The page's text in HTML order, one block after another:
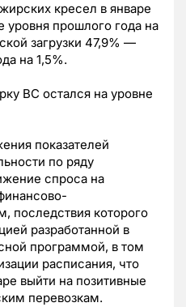
кресел в январе
уровня прошлого года на
загрузки 47,9% —
на 1,5%.
ВС остался на уровне
показателей
по ряду
спроса на
последствия которого
разработанной в
программой, в том
расписания, что
выйти на позитивные
перевозкам.